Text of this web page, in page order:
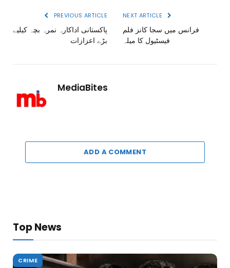
PREVIOUS ARTICLE
پاکستانی اداکارہ نمرہ بچہ کیلیے
بڑے اعزازات
NEXT ARTICLE
فرانس میں سجا کانز فلم
فیسٹیول کا میلہ
MediaBites
ADD A COMMENT
Top News
CRIME